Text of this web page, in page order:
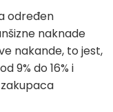
određen
naknade
nakande, to jest,
9% do 16% i